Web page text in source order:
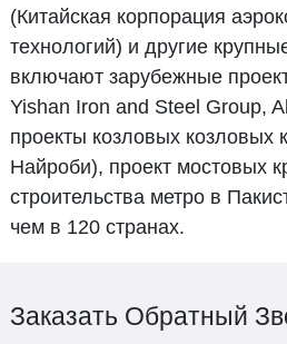
(Китайская корпорация
технологий) и другие
включают зарубежные
Yishan Iron and Steel Group,
проекты козловых козловых
Найроби), проект мостовых
строительства метро в
чем в 120 странах.
Заказать Обратный